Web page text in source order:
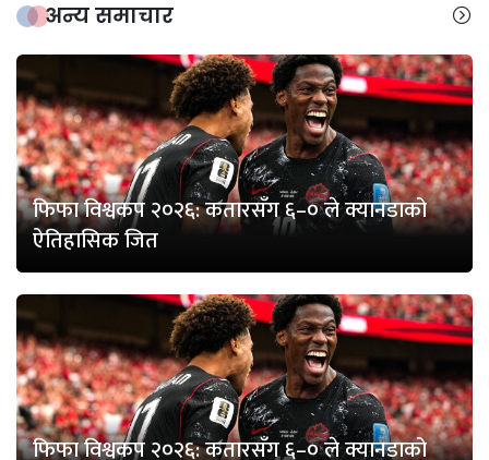
अन्य समाचार
फिफा विश्वकप २०२६: कतारसँग ६–० ले क्यानडाको
ऐतिहासिक जित
फिफा विश्वकप २०२६: कतारसँग ६–० ले क्यानडाको